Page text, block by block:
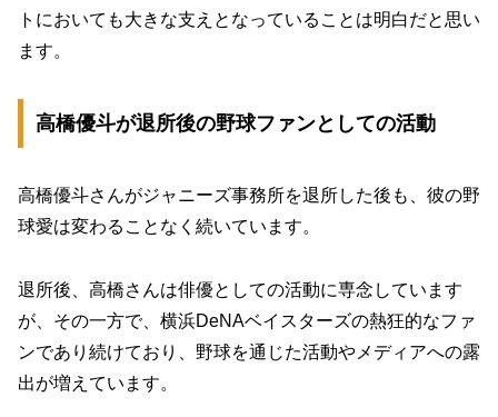
トにおいても大きな支えとなっていることは明白だと思い
ます。
高橋優斗が退所後の野球ファンとしての活動
高橋優斗さんがジャニーズ事務所を退所した後も、彼の野
球愛は変わることなく続いています。
退所後、高橋さんは俳優としての活動に専念しています
が、その一方で、横浜DeNAベイスターズの熱狂的なファ
ンであり続けており、野球を通じた活動やメディアへの露
出が増えています。